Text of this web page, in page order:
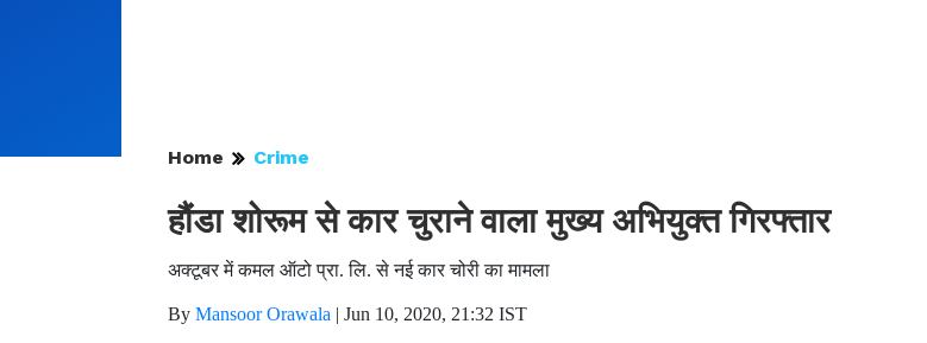
Home Crime
हौंडा शोरूम से कार चुराने वाला मुख्य अभियुक्त गिरफ्तार
अक्टूबर में कमल ऑटो प्रा. लि. से नई कार चोरी का मामला
By Mansoor Orawala | Jun 10, 2020, 21:32 IST